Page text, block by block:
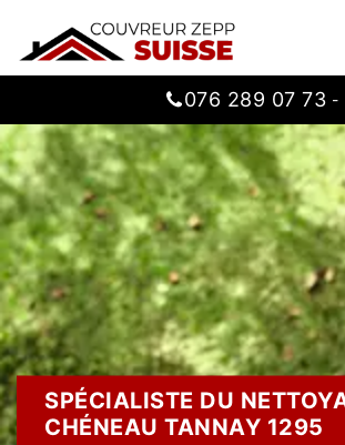
076 289 07 73 -
SPÉCIALISTE DU
CHÉNEAU TANNAY 1295